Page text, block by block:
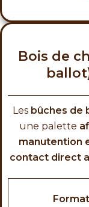
Bois de
Les bûches de
une palette
manutention
contact direct
Format